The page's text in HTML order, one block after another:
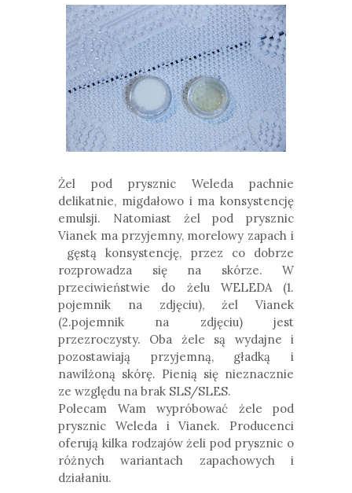
Żel pod prysznic Weleda pachnie
delikatnie, migdałowo i ma konsystencję
emulsji. Natomiast żel pod prysznic
Vianek ma przyjemny, morelowy zapach i
gęstą konsystencję, przez co dobrze
rozprowadza się na skórze. W
przeciwieństwie do żelu WELEDA (1.
pojemnik na zdjęciu), żel Vianek
(2.pojemnik na zdjęciu) jest
przezroczysty. Oba żele są wydajne i
pozostawiają przyjemną, gładką i
nawilżoną skórę. Pienią się nieznacznie
ze względu na brak SLS/SLES.
Polecam Wam wypróbować żele pod
prysznic Weleda i Vianek. Producenci
oferują kilka rodzajów żeli pod prysznic o
różnych wariantach zapachowych i
działaniu.